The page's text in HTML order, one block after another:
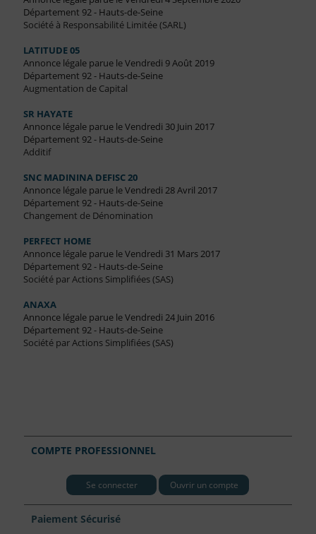
Département 92 - Hauts-de-Seine
Société à Responsabilité Limitée (SARL)
LATITUDE 05
Annonce légale parue le Vendredi 9 Août 2019
Département 92 - Hauts-de-Seine
Augmentation de Capital
SR HAYATE
Annonce légale parue le Vendredi 30 Juin 2017
Département 92 - Hauts-de-Seine
Additif
SNC MADININA DEFISC 20
Annonce légale parue le Vendredi 28 Avril 2017
Département 92 - Hauts-de-Seine
Changement de Dénomination
PERFECT HOME
Annonce légale parue le Vendredi 31 Mars 2017
Département 92 - Hauts-de-Seine
Société par Actions Simplifiées (SAS)
ANAXA
Annonce légale parue le Vendredi 24 Juin 2016
Département 92 - Hauts-de-Seine
Société par Actions Simplifiées (SAS)
COMPTE PROFESSIONNEL
Se connecter Ouvrir un compte
Paiement Sécurisé